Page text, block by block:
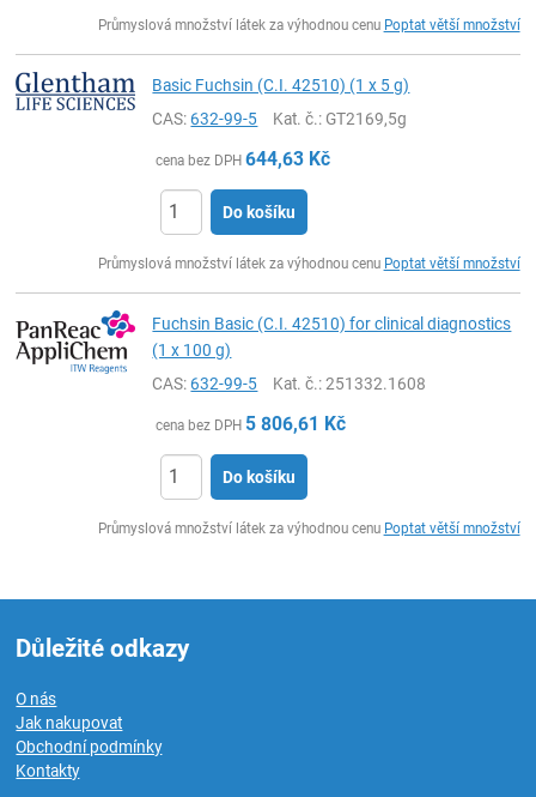
Průmyslová množství látek za výhodnou cenu Poptat větší množství
Basic Fuchsin (C.I. 42510) (1 x 5 g)
CAS:632-99-5 Kat. č.: GT2169,5g
cena bez DPH 644,63 Kč
Do košíku
Průmyslová množství látek za výhodnou cenu Poptat větší množství
Fuchsin Basic (C.I. 42510) for clinical diagnostics
(1 x 100 g)
CAS:632-99-5 Kat. č.: 251332.1608
cena bez DPH 5 806,61 Kč
Do košíku
Průmyslová množství látek za výhodnou cenu Poptat větší množství
Důležité odkazy
O nás
Jak nakupovat
Obchodní podmínky
Kontakty